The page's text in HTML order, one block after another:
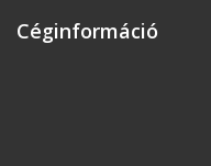
Céginformáció